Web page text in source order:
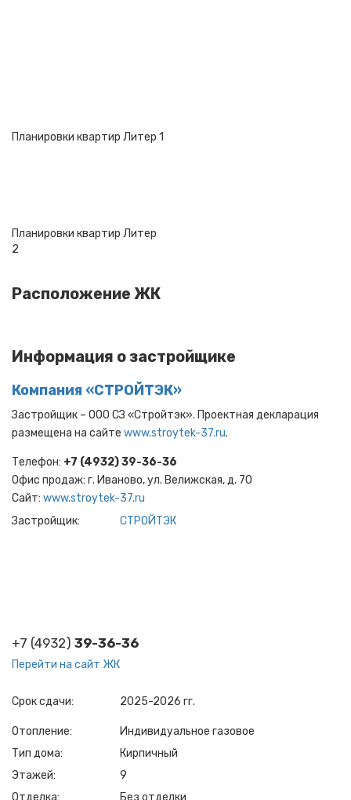
Планировки квартир Литер 1
Планировки квартир Литер
2
Расположение ЖК
Информация о застройщике
Компания «СТРОЙТЭК»
Застройщик – ООО СЗ «Стройтэк». Проектная декларация
размещена на сайте www.stroytek-37.ru.
Телефон: +7 (4932) 39-36-36
Офис продаж: г. Иваново, ул. Велижская, д. 70
Cайт: www.stroytek-37.ru
Застройщик
СТРОЙТЭК
+7 (4932) 39-36-36
Перейти на сайт ЖК
Срок сдачи 2025-2026 гг.
Отопление
Индивидуальное газовое
Тип дома
Кирпичный
Этажей
9
Отделка
Без отделки